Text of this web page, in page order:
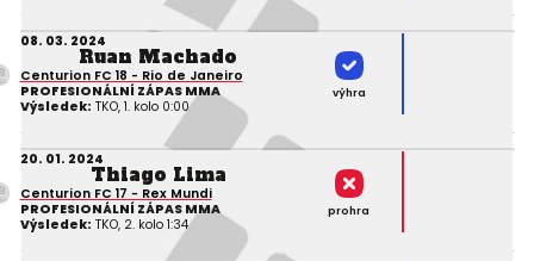
08. 03. 2024
Ruan Machado
Centurion FC 18 - Rio de Janeiro
PROFESIONÁLNÍ ZÁPAS MMA
Výsledek: TKO, 1. kolo 0:00
výhra
20. 01. 2024
Thiago Lima
Centurion FC 17 - Rex Mundi
PROFESIONÁLNÍ ZÁPAS MMA
Výsledek: TKO, 2. kolo 1:34
prohra